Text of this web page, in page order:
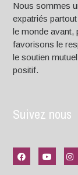
Nous sommes
expatriés partout
le monde avant,
favorisons le
le soutien
positif.
Suivez nous